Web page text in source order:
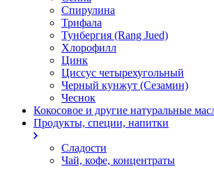
Спирулина
Трифала
Тунбергия (Rang Jued)
Хлорофилл
Цинк
Циссус четырехугольный
Черный кунжут (Сезамин)
Чеснок
Кокосовое и другие натуральные
Продукты, специи, напитки
Сладости
Чай, кофе, концентраты